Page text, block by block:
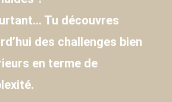
Tu découvres
des challenges bien
en terme de